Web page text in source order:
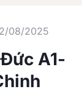
08/2025
A1-